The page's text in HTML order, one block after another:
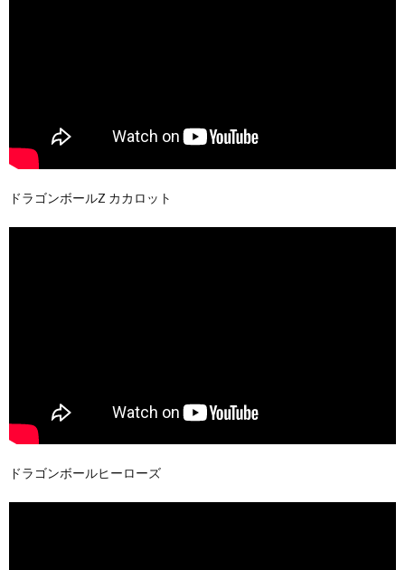
ドラゴンボールZ カカロット
ドラゴンボールヒーローズ